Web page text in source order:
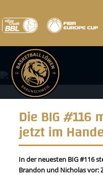
Die BIG #116
jetzt im
In der neuesten BIG #116
Brandon und Nicholas vor: